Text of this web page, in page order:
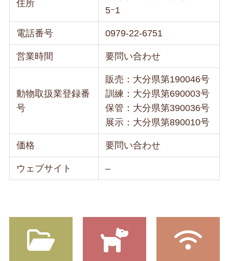
住所
5ｰ1
電話番号 0979-22-6751
営業時間 要問い合わせ
動物取扱業登録番
号
販売：大分県第190046号
訓練：大分県第690003号
保管：大分県第390036号
展示：大分県第890010号
価格 要問い合わせ
ウェブサイト –